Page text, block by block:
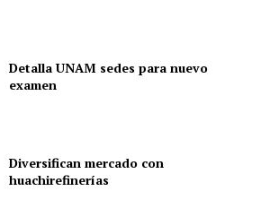
Detalla UNAM sedes para nuevo
examen
Diversifican mercado con
huachirefinerías